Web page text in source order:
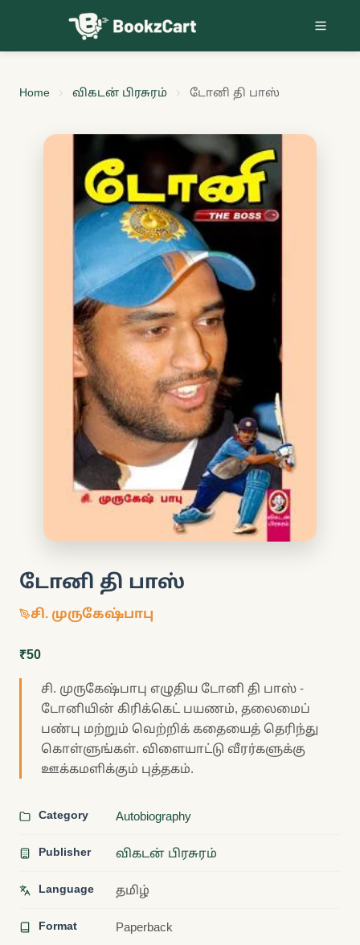
Skip to content
Home விகடன் பிரசுரம் டோனி தி பாஸ்
டோனி தி பாஸ்
சி. முருகேஷ்பாபு
₹50
சி. முருகேஷ்பாபு எழுதிய டோனி தி பாஸ் -
டோனியின் கிரிக்கெட் பயணம், தலைமைப்
பண்பு மற்றும் வெற்றிக் கதையைத் தெரிந்து
கொள்ளுங்கள். விளையாட்டு வீரர்களுக்கு
ஊக்கமளிக்கும் புத்தகம்.
Category Autobiography
Publisher விகடன் பிரசுரம்
Language தமிழ்
Format Paperback